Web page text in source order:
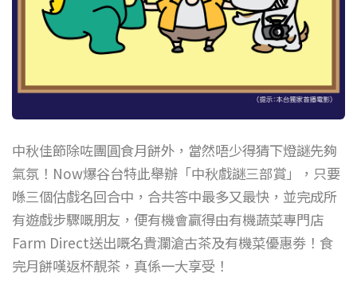
中秋佳節除咗團圓食月餅外，當然唔少得猜下燈謎先夠
氣氛！Now爆谷台特此舉辦「中秋戲謎三部賞」，只要
喺三個估戲名回合中，合共答中最多又最快，並完成所
有遊戲步驟嘅朋友，便有機會贏得由有機蔬菜專門店
Farm Direct送出嘅名貴瀾滄古茶及有機菜優惠劵！食
完月餅嘆返杯靚茶，真係一大享受！